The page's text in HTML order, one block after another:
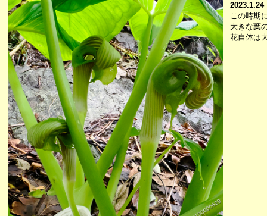
2023.1.24
この時期
大きな葉
花自体は